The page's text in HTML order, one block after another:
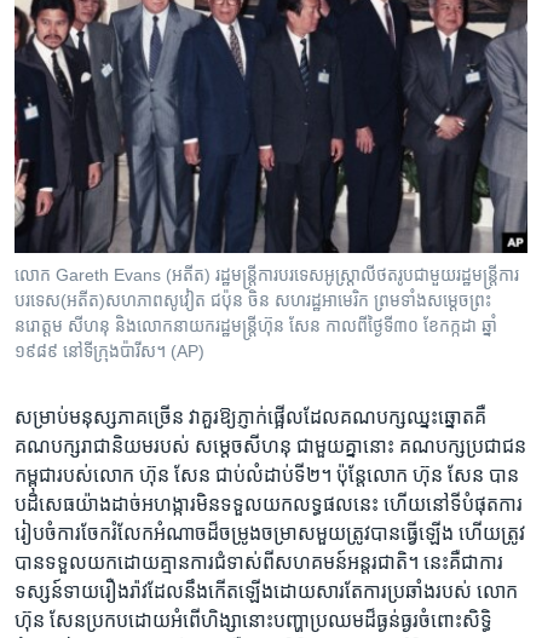
លោក Gareth Evans (អតីត)​ រដ្ឋមន្ត្រីការ​បរទេសអូស្ត្រាលី​ថត​រូប​ជា​មួយ​រដ្ឋមន្ត្រី​ការ
បរទេស​(អតីត​)​សហភាព​សូវៀត ជប៉ុន ចិន សហរដ្ឋ​អាមេរិក​ ព្រម​ទាំង​សម្តេចព្រះ​
នរោត្តម សីហនុ និង​លោក​នាយករដ្ឋមន្ត្រី​ហ៊ុន សែន កាល​ពី​ថ្ងៃ​ទី​៣០ ខែ​កក្កដា ឆ្នាំ​
១៩៨៩ នៅទី​ក្រុង​ប៉ារីស។ (AP)
សម្រាប់​មនុស្ស​ភាគច្រើន​ វា​គួរ​ឱ្យ​ភ្ញាក់ផ្អើល​ដែល​គណបក្ស​ឈ្នះឆ្នោត​គឺ​
គណបក្ស​រាជានិយម​របស់ សម្តេច​សីហនុ​ ជាមួយគ្នា​នោះ ​គណបក្ស​ប្រជាជន​
កម្ពុជា​របស់​លោក ហ៊ុន សែន ​ជាប់​លំដាប់​ទី២។ ប៉ុន្តែ​លោក ហ៊ុន សែន ​បាន​
បដិសេធ​យ៉ាង​ដាច់អហង្ការ​មិន​ទទួល​យក​លទ្ធផល​នេះ​ ហើយ​នៅ​ទីបំផុត​ការ
រៀបចំ​ការចែក​រំលែក​អំណាច​ដ៏​ចម្រូងចម្រាស​មួយ​ត្រូវ​បាន​ធ្វើ​ឡើង ហើយ​ត្រូវ​
បាន​ទទួល​យក​ដោយ​គ្មាន​ការជំទាស់​ពី​សហគមន៍​អន្តរជាតិ។ នេះ​គឺ​ជា​ការ​
ទស្សន៍ទាយ​រឿងរ៉ាវ​ដែល​នឹង​កើតឡើង​ដោយ​សារ​តែ​ការ​ប្រឆាំង​របស់ ​លោក
ហ៊ុន សែន​ប្រកប​ដោយ​អំពើ​ហិង្សា​នោះ​បញ្ហា​ប្រឈម​ដ៏​ធ្ងន់ធ្ងរ​ចំពោះ​សិទ្ធិ​